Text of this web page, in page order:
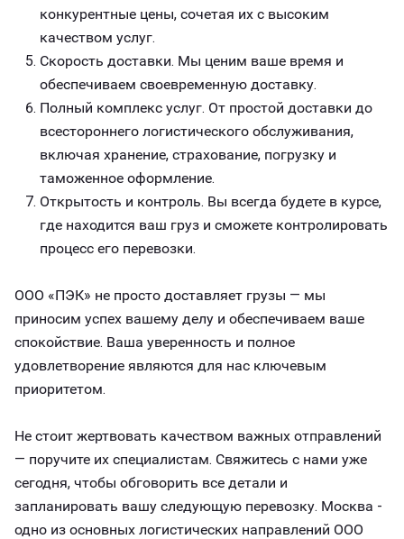
конкурентные цены, сочетая их с высоким
качеством услуг.
Скорость доставки. Мы ценим ваше время и
обеспечиваем своевременную доставку.
Полный комплекс услуг. От простой доставки до
всестороннего логистического обслуживания,
включая хранение, страхование, погрузку и
таможенное оформление.
Открытость и контроль. Вы всегда будете в курсе,
где находится ваш груз и сможете контролировать
процесс его перевозки.
ООО «ПЭК» не просто доставляет грузы — мы
приносим успех вашему делу и обеспечиваем ваше
спокойствие. Ваша уверенность и полное
удовлетворение являются для нас ключевым
приоритетом.
Не стоит жертвовать качеством важных отправлений
— поручите их специалистам. Свяжитесь с нами уже
сегодня, чтобы обговорить все детали и
запланировать вашу следующую перевозку. Москва -
одно из основных логистических направлений ООО